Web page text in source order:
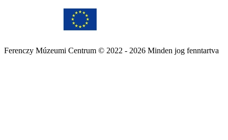
Ferenczy Múzeumi Centrum © 2022 - 2026 Minden jog fenntartva